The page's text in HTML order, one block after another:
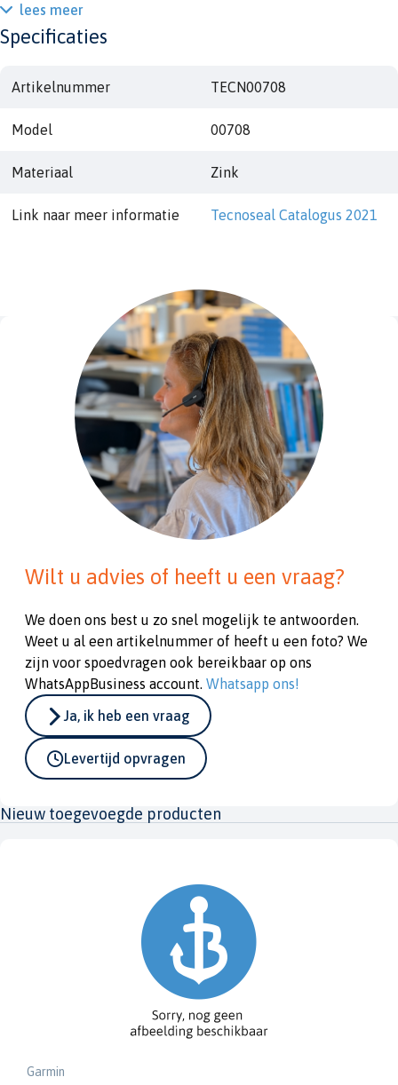
lees meer
Specificaties
Artikelnummer TECN00708
Model 00708
Materiaal Zink
Link naar meer informatie Tecnoseal Catalogus 2021
Wilt u advies of heeft u een vraag?
We doen ons best u zo snel mogelijk te antwoorden.
Weet u al een artikelnummer of heeft u een foto? We
zijn voor spoedvragen ook bereikbaar op ons
WhatsAppBusiness account. Whatsapp ons!
Ja, ik heb een vraag
Levertijd opvragen
Nieuw toegevoegde producten
Garmin